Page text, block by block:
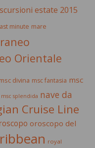
estate 2015
minute mare
Orientale
msc divina msc fantasia msc
msc splendida nave da
Cruise Line
oroscopo del
royal